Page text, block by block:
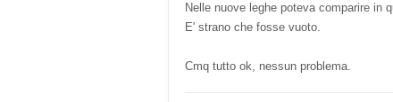
Nelle nuove leghe poteva comparire in
E' strano che fosse vuoto.
Cmq tutto ok, nessun problema.